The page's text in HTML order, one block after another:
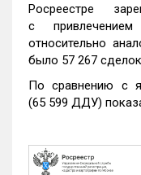
Росреестре
с
относительно
было 57 267
По сравнению с
(65 599 ДДУ)